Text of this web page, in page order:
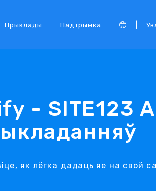
Прыклады Падтрымка
- SITE123
як лёгка дадаць яе на свой